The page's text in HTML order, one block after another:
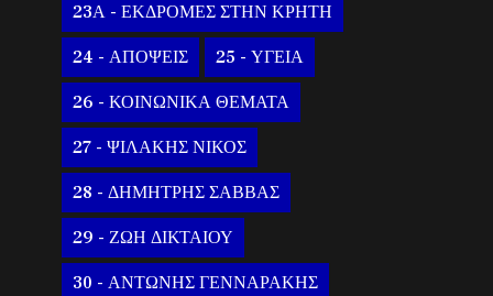
23Α - ΕΚΔΡΟΜΕΣ ΣΤΗΝ ΚΡΗΤΗ
24 - ΑΠΟΨΕΙΣ 25 - ΥΓΕΙΑ
26 - ΚΟΙΝΩΝΙΚΑ ΘΕΜΑΤΑ
27 - ΨΙΛΑΚΗΣ ΝΙΚΟΣ
28 - ΔΗΜΗΤΡΗΣ ΣΑΒΒΑΣ
29 - ΖΩΗ ΔΙΚΤΑΙΟΥ
30 - ΑΝΤΩΝΗΣ ΓΕΝΝΑΡΑΚΗΣ